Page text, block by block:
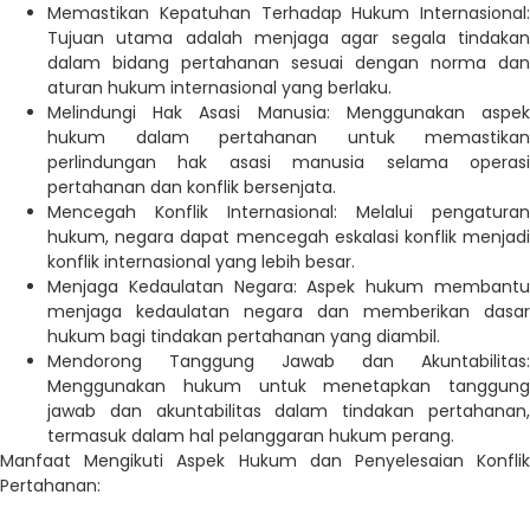
Memastikan Kepatuhan Terhadap Hukum Internasional:
Tujuan utama adalah menjaga agar segala tindakan
dalam bidang pertahanan sesuai dengan norma dan
aturan hukum internasional yang berlaku.
Melindungi Hak Asasi Manusia: Menggunakan aspek
hukum dalam pertahanan untuk memastikan
perlindungan hak asasi manusia selama operasi
pertahanan dan konflik bersenjata.
Mencegah Konflik Internasional: Melalui pengaturan
hukum, negara dapat mencegah eskalasi konflik menjadi
konflik internasional yang lebih besar.
Menjaga Kedaulatan Negara: Aspek hukum membantu
menjaga kedaulatan negara dan memberikan dasar
hukum bagi tindakan pertahanan yang diambil.
Mendorong Tanggung Jawab dan Akuntabilitas:
Menggunakan hukum untuk menetapkan tanggung
jawab dan akuntabilitas dalam tindakan pertahanan,
termasuk dalam hal pelanggaran hukum perang.
Manfaat Mengikuti Aspek Hukum dan Penyelesaian Konflik
Pertahanan: